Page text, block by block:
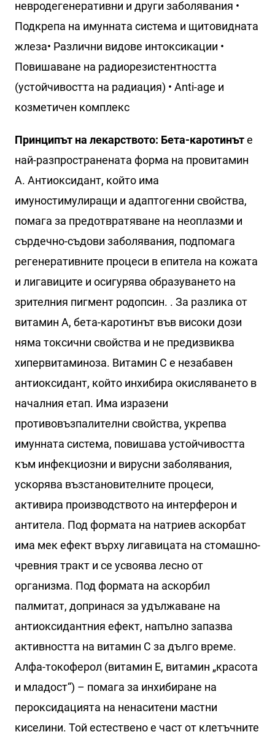
невродегенеративни и други заболявания •
Подкрепа на имунната система и щитовидната
жлеза• Различни видове интоксикации •
Повишаване на радиорезистентността
(устойчивостта на радиация) • Anti-age и
козметичен комплекс
Принципът на лекарството: Бета-каротинъте
най-разпространената форма на провитамин
А. Антиоксидант, който има
имуностимулиращи и адаптогенни свойства,
помага за предотвратяване на неоплазми и
сърдечно-съдови заболявания, подпомага
регенеративните процеси в епитела на кожата
и лигавиците и осигурява образуването на
зрителния пигмент родопсин. . За разлика от
витамин А, бета-каротинът във високи дози
няма токсични свойства и не предизвиква
хипервитаминоза. Витамин С е незабавен
антиоксидант, който инхибира окисляването в
началния етап. Има изразени
противовъзпалителни свойства, укрепва
имунната система, повишава устойчивостта
към инфекциозни и вирусни заболявания,
ускорява възстановителните процеси,
активира производството на интерферон и
антитела. Под формата на натриев аскорбат
има мек ефект върху лигавицата на стомашно-
чревния тракт и се усвоява лесно от
организма. Под формата на аскорбил
палмитат, допринася за удължаване на
антиоксидантния ефект, напълно запазва
активността на витамин С за дълго време.
Алфа-токоферол (витамин Е, витамин „красота
и младост“) – помага за инхибиране на
пероксидацията на ненаситени мастни
киселини. Той естествено е част от клетъчните